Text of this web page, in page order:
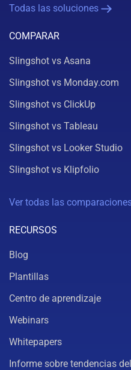
Todas las soluciones
COMPARAR
Slingshot vs Asana
Slingshot vs Monday.com
Slingshot vs ClickUp
Slingshot vs Tableau
Slingshot vs Looker Studio
Slingshot vs Klipfolio
Ver todas las
RECURSOS
Blog
Plantillas
Centro de aprendizaje
Webinars
Whitepapers
Informe sobre tendencias